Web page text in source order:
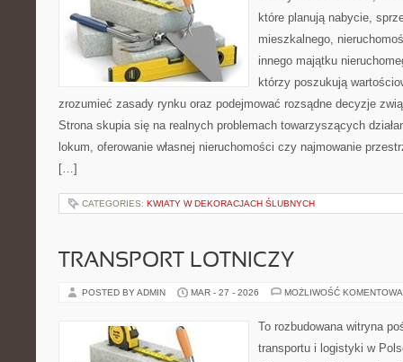
które planują nabycie,
mieszkalnego,
innego majątku
którzy poszukują
zrozumieć zasady rynku oraz podejmować rozsądne decyzje
Strona skupia się na realnych problemach towarzyszących
lokum, oferowanie własnej nieruchomości czy najmowanie
[…]
CATEGORIES: KWIATY W DEKORACJACH ŚLUBNYCH
TRANSPORT LOTNICZY
POSTED BY ADMIN MAR - 27 - 2026 MOŻLIWOŚĆ
To rozbudowana witryna
transportu i logistyki w